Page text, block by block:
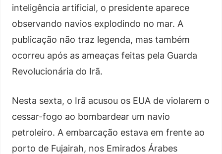
inteligência artificial, o presidente aparece
observando navios explodindo no mar. A
publicação não traz legenda, mas também
ocorreu após as ameaças feitas pela Guarda
Revolucionária do Irã.
Nesta sexta, o Irã acusou os EUA de violarem o
cessar-fogo ao bombardear um navio
petroleiro. A embarcação estava em frente ao
porto de Fujairah, nos Emirados Árabes